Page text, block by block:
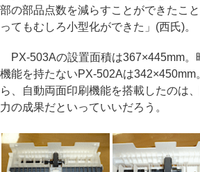
部の部品点数を減らすことができたこ
ってもむしろ小型化ができた」(西氏)。
PX-503Aの設置面積は367×445mm。
機能を持たないPX-502Aは342×450mm
ら、自動両面印刷機能を搭載したのは
力の成果だといっていいだろう。